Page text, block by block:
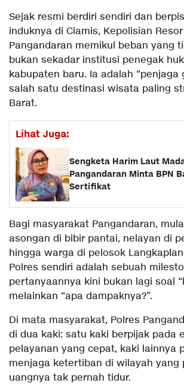
​Sejak resmi berdiri sendiri dan
induknya di Ciamis, Kepolisian
Pangandaran memikul beban yang
bukan sekadar institusi penegak
kabupaten baru. Ia adalah “penjaga
salah satu destinasi wisata paling
Barat.
Lihat Juga:
Sengketa Harim Laut
Pangandaran Minta BPN
Sertifikat
​Bagi masyarakat Pangandaran,
asongan di bibir pantai, nelayan di
hingga warga di pelosok
Polres sendiri adalah sebuah
pertanyaannya kini bukan lagi soal
melainkan “apa dampaknya?”.
​Di mata masyarakat, Polres
di dua kaki: satu kaki berpijak pada
pelayanan yang cepat, kaki lainnya
menjaga ketertiban di wilayah yang
uangnya tak pernah tidur.